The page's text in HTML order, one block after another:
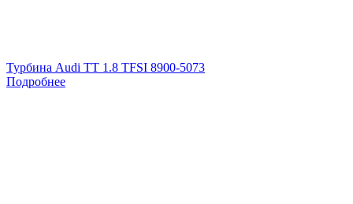
Турбина Audi TT 1.8 TFSI 8900-5073
Подробнее